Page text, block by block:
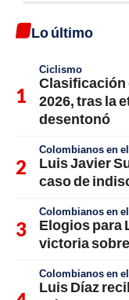
Lo último
Ciclismo
Clasificación
2026, tras la
desentonó
Colombianos en
Luis Javier
caso de
Colombianos en
Elogios para
victoria
Colombianos en
Luis Díaz